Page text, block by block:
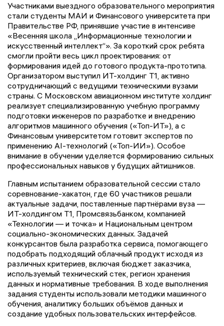
Участниками выездного образовательного мероприятия
стали студенты МАИ и Финансового университета при
Правительстве РФ, принявшие участие в интенсиве
«Весенняя школа „Информационные технологии и
искусственный интеллект“». За короткий срок ребята
смогли пройти весь цикл проектирования: от
формирования идей до готового продукта-прототипа.
Организатором выступил ИТ-холдинг Т1, активно
сотрудничающий с ведущими техническими вузами
страны. С Московском авиационном институте холдинг
реализует специализированную учебную программу
подготовки инженеров по разработке и внедрению
алгоритмов машинного обучения («Топ-ИТ»), а с
Финансовым университетом готовит экспертов по
применению AI-технологий («Топ-ИИ»). Особое
внимание в обучении уделяется формированию сильных
профессиональных навыков у будущих айтишников.
Главным испытанием образовательной сессии стало
соревнование-хакатон, где 60 участников решали
актуальные задачи, поставленные партнёрами вуза —
ИТ-холдингом Т1, Промсвязьбанком, компанией
«Технологии — и точка» и Национальным центром
социально-экономических данных. Задачей
конкурсантов была разработка сервиса, помогающего
подобрать подходящий облачный продукт исходя из
различных критериев, включая бюджет заказчика,
используемый технический стек, регион хранения
данных и нормативные требования. В ходе выполнения
задания студенты использовали методики машинного
обучения, аналитику больших объёмов данных и
создание удобных пользовательских интерфейсов.